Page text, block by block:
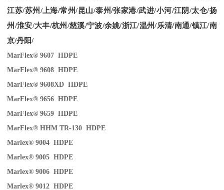
江苏/苏州/上海/常州/昆山/泰州/张家港/武进/小河/江阴/太仓/扬
州/淮安/大丰/杭州/慈溪/宁波/余姚/浙江/温州/乐清/南通/镇江/南
京/丹阳/
MarFlex® 9607 HDPE
MarFlex® 9608 HDPE
MarFlex® 9608XD HDPE
MarFlex® 9656 HDPE
MarFlex® 9659 HDPE
MarFlex® HHM TR-130 HDPE
Marlex® 9004 HDPE
Marlex® 9005 HDPE
Marlex® 9006 HDPE
Marlex® 9012 HDPE